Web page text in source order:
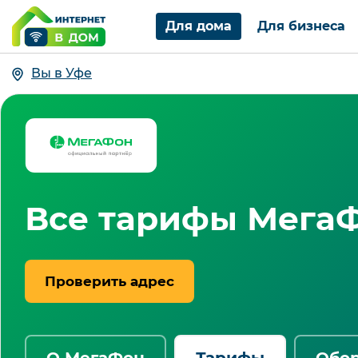
Для дома Для бизнеса
Вы в Уфе
Все тарифы
Проверить адрес